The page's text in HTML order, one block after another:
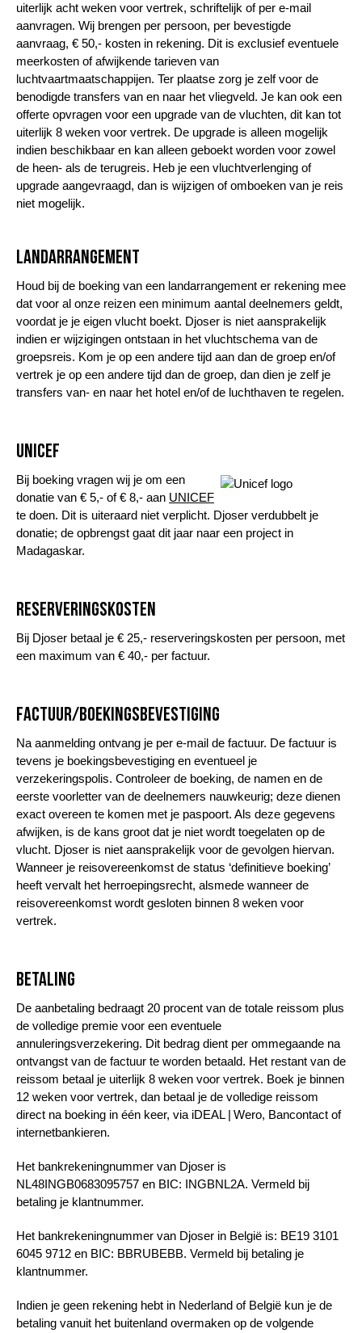
uiterlijk acht weken voor vertrek, schriftelijk of per e-mail
aanvragen. Wij brengen per persoon, per bevestigde
aanvraag, € 50,- kosten in rekening. Dit is exclusief eventuele
meerkosten of afwijkende tarieven van
luchtvaartmaatschappijen. Ter plaatse zorg je zelf voor de
benodigde transfers van en naar het vliegveld. Je kan ook een
offerte opvragen voor een upgrade van de vluchten, dit kan tot
uiterlijk 8 weken voor vertrek. De upgrade is alleen mogelijk
indien beschikbaar en kan alleen geboekt worden voor zowel
de heen- als de terugreis. Heb je een vluchtverlenging of
upgrade aangevraagd, dan is wijzigen of omboeken van je reis
niet mogelijk.
Landarrangement
Houd bij de boeking van een landarrangement er rekening mee
dat voor al onze reizen een minimum aantal deelnemers geldt,
voordat je je eigen vlucht boekt. Djoser is niet aansprakelijk
indien er wijzigingen ontstaan in het vluchtschema van de
groepsreis. Kom je op een andere tijd aan dan de groep en/of
vertrek je op een andere tijd dan de groep, dan dien je zelf je
transfers van- en naar het hotel en/of de luchthaven te regelen.
UNICEF
Bij boeking vragen wij je om een
donatie van € 5,- of € 8,- aan UNICEF
te doen. Dit is uiteraard niet verplicht. Djoser verdubbelt je
donatie; de opbrengst gaat dit jaar naar een project in
Madagaskar.
Reserveringskosten
Bij Djoser betaal je € 25,- reserveringskosten per persoon, met
een maximum van € 40,- per factuur.
Factuur/boekingsbevestiging
Na aanmelding ontvang je per e-mail de factuur. De factuur is
tevens je boekingsbevestiging en eventueel je
verzekeringspolis. Controleer de boeking, de namen en de
eerste voorletter van de deelnemers nauwkeurig; deze dienen
exact overeen te komen met je paspoort. Als deze gegevens
afwijken, is de kans groot dat je niet wordt toegelaten op de
vlucht. Djoser is niet aansprakelijk voor de gevolgen hiervan.
Wanneer je reisovereenkomst de status ‘definitieve boeking’
heeft vervalt het herroepingsrecht, alsmede wanneer de
reisovereenkomst wordt gesloten binnen 8 weken voor
vertrek.
Betaling
De aanbetaling bedraagt 20 procent van de totale reissom plus
de volledige premie voor een eventuele
annuleringsverzekering. Dit bedrag dient per ommegaande na
ontvangst van de factuur te worden betaald. Het restant van de
reissom betaal je uiterlijk 8 weken voor vertrek. Boek je binnen
12 weken voor vertrek, dan betaal je de volledige reissom
direct na boeking in één keer, via iDEAL | Wero, Bancontact of
internetbankieren.
Het bankrekeningnummer van Djoser is
NL48INGB0683095757 en BIC: INGBNL2A. Vermeld bij
betaling je klantnummer.
Het bankrekeningnummer van Djoser in België is: BE19 3101
6045 9712 en BIC: BBRUBEBB. Vermeld bij betaling je
klantnummer.
Indien je geen rekening hebt in Nederland of België kun je de
betaling vanuit het buitenland overmaken op de volgende